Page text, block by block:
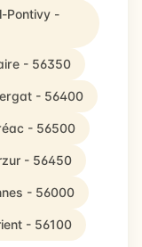
Pontivy -
- 56350
- 56400
- 56500
- 56450
- 56000
- 56100